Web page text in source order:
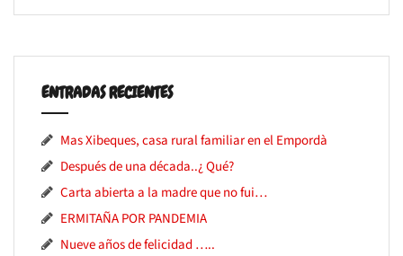
ENTRADAS RECIENTES
Mas Xibeques, casa rural familiar en el Empordà
Después de una década..¿ Qué?
Carta abierta a la madre que no fui…
ERMITAÑA POR PANDEMIA
Nueve años de felicidad …..